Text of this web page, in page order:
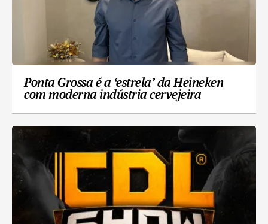
Ponta Grossa é a ‘estrela’ da Heineken
com moderna indústria cervejeira